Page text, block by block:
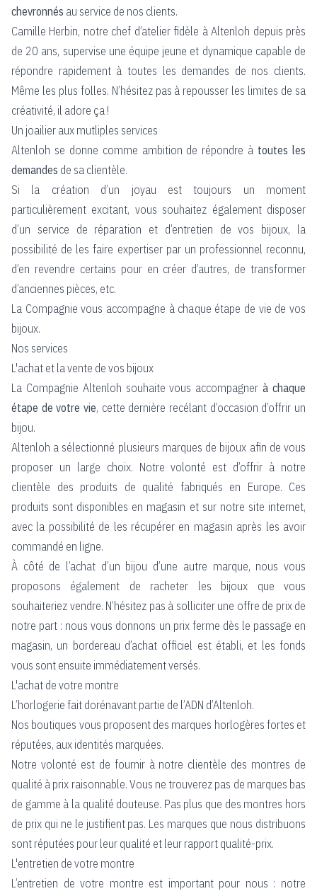
chevronnés au service de nos clients.
Camille Herbin, notre chef d’atelier fidèle à Altenloh depuis près
de 20 ans, supervise une équipe jeune et dynamique capable de
répondre rapidement à toutes les demandes de nos clients.
Même les plus folles. N’hésitez pas à repousser les limites de sa
créativité, il adore ça !
Un joailier aux mutliples services
Altenloh se donne comme ambition de répondre à toutes les
demandes de sa clientèle.
Si la création d’un joyau est toujours un moment
particulièrement excitant, vous souhaitez également disposer
d’un service de réparation et d’entretien de vos bijoux, la
possibilité de les faire expertiser par un professionnel reconnu,
d’en revendre certains pour en créer d’autres, de transformer
d’anciennes pièces, etc.
La Compagnie vous accompagne à chaque étape de vie de vos
bijoux.
Nos services
L'achat et la vente de vos bijoux
La Compagnie Altenloh souhaite vous accompagnerà chaque
étape de votre vie, cette dernière recélant d’occasion d’offrir un
bijou.
Altenloh a sélectionné plusieurs marques de bijoux afin de vous
proposer un large choix. Notre volonté est d’offrir à notre
clientèle des produits de qualité fabriqués en Europe. Ces
produits sont disponibles en magasin et sur notre site internet,
avec la possibilité de les récupérer en magasin après les avoir
commandé en ligne.
À côté de l’achat d’un bijou d’une autre marque, nous vous
proposons également de racheter les bijoux que vous
souhaiteriez vendre. N’hésitez pas à solliciter une offre de prix de
notre part : nous vous donnons un prix ferme dès le passage en
magasin, un bordereau d’achat officiel est établi, et les fonds
vous sont ensuite immédiatement versés.
L'achat de votre montre
L’horlogerie fait dorénavant partie de l’ADN d’Altenloh.
Nos boutiques vous proposent des marques horlogères fortes et
réputées, aux identités marquées.
Notre volonté est de fournir à notre clientèle des montres de
qualité à prix raisonnable. Vous ne trouverez pas de marques bas
de gamme à la qualité douteuse. Pas plus que des montres hors
de prix qui ne le justifient pas. Les marques que nous distribuons
sont réputées pour leur qualité et leur rapport qualité-prix.
L'entretien de votre montre
L’entretien de votre montre est important pour nous : notre